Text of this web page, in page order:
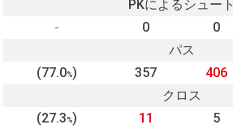
PKによるシュート
-
0 0
パス
(77.0%) 357 406
クロス
(27.3%) 11 5